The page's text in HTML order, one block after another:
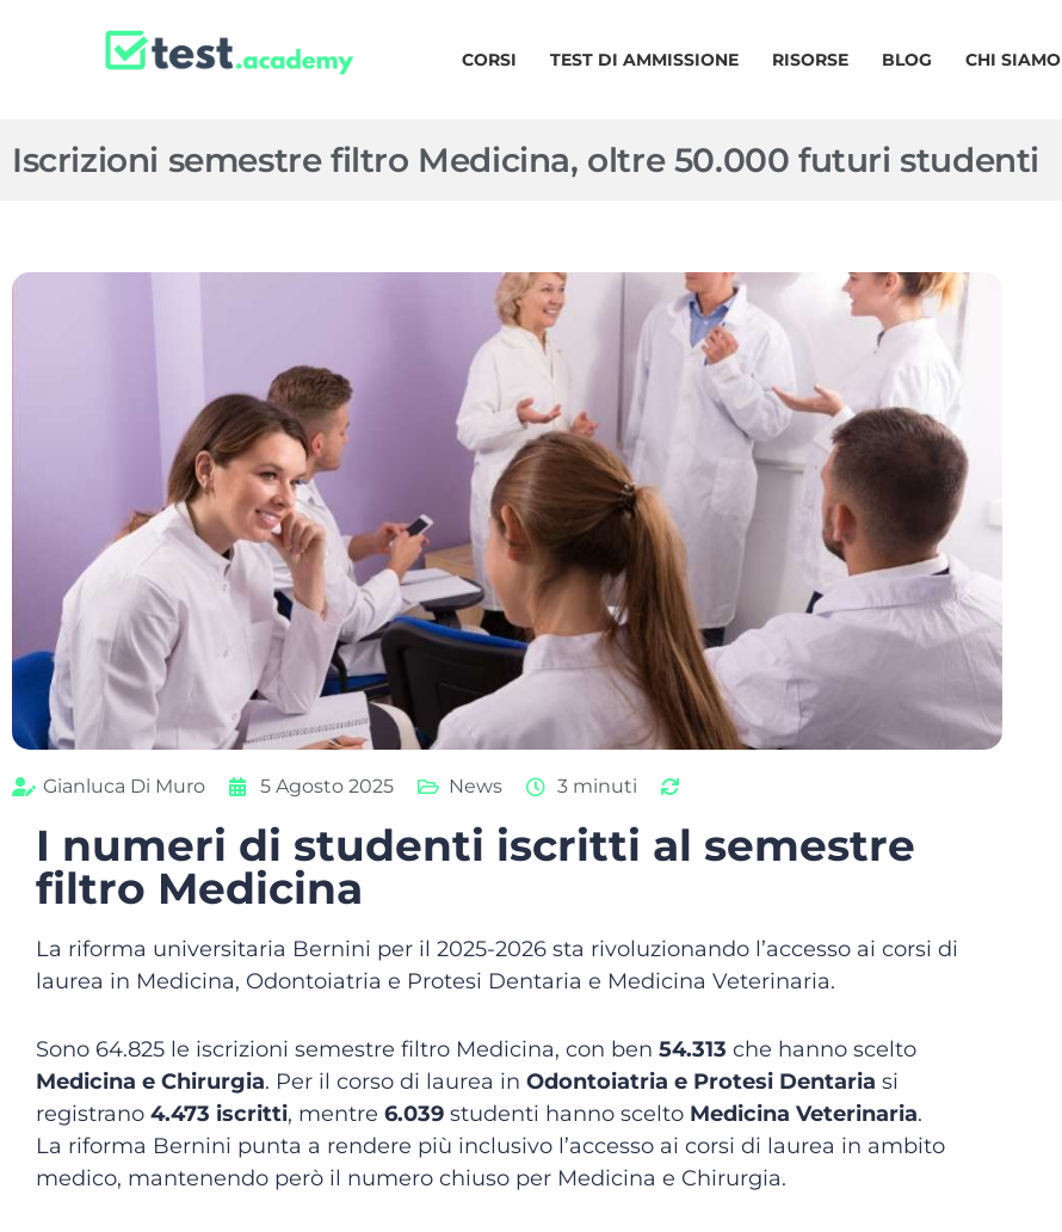
CORSI TEST DI AMMISSIONE RISORSE BLOG CHI SIAMO
Iscrizioni semestre filtro Medicina, oltre 50.000 futuri studenti
Gianluca Di Muro 5 Agosto 2025 News 3 minuti
I numeri di studenti iscritti al semestre
filtro Medicina
La riforma universitaria Bernini per il 2025-2026 sta rivoluzionando l’accesso ai corsi di
laurea in Medicina, Odontoiatria e Protesi Dentaria e Medicina Veterinaria.
Sono 64.825 le iscrizioni semestre filtro Medicina, con ben 54.313 che hanno scelto
Medicina e Chirurgia. Per il corso di laurea in Odontoiatria e Protesi Dentaria si
registrano 4.473 iscritti, mentre 6.039 studenti hanno scelto Medicina Veterinaria.
La riforma Bernini punta a rendere più inclusivo l’accesso ai corsi di laurea in ambito
medico, mantenendo però il numero chiuso per Medicina e Chirurgia.